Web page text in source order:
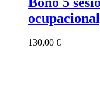
130,00 €